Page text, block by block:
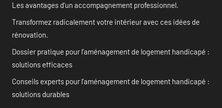
Les avantages d’un accompagnement professionnel.
Transformez radicalement votre intérieur avec ces idées de
rénovation.
Dossier pratique pour l’aménagement de logement handicapé :
solutions efficaces
Conseils experts pour l’aménagement de logement handicapé :
solutions durables